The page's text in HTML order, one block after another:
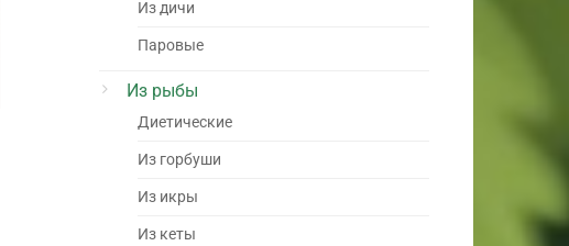
Из дичи
Паровые
Из рыбы
Диетические
Из горбуши
Из икры
Из кеты